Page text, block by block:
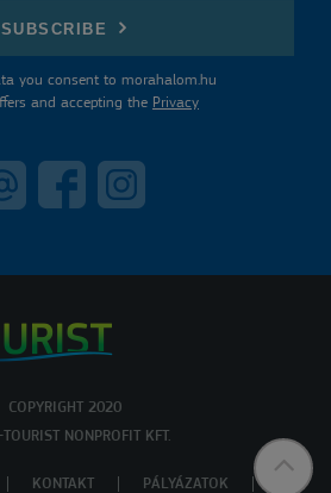
SUBSCRIBE
you consent to morahalom.hu
and accepting the Privacy
COPYRIGHT 2020
NONPROFIT KFT.
KONTAKT PÁLYÁZATOK